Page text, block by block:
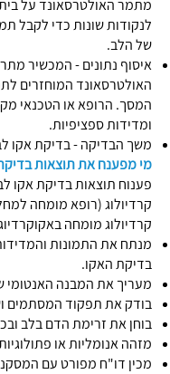
מתמר האולטרסאונד על בית
לנקודות שונות כדי לקבל
של הלב.
איסוף נתונים - המכשיר
האולטרסאונד המוחזרים
המסך. הרופא או הטכנאי
ומדידות ספציפיות.
משך הבדיקה - בדיקת אקו לבבין 15- ל20
מי מפענח את תוצאות
פענוח תוצאות בדיקת אקו
קרדיולוג (רופא מומחה
קרדיולוג מומחה
מנתח את התמונות
בדיקת האקו.
מעריך את המבנה האנטומי
בודק את תפקוד המסתמים
בוחן את זרימת הדם בלב
מזהה אנומליות או
מכין דו"ח מפורט עם